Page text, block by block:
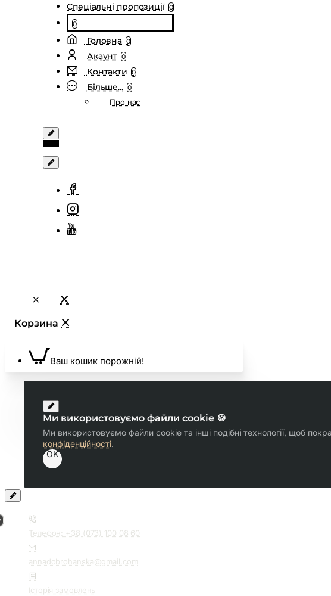
Спеціальні пропозиції 0
0
Головна 0
Акаунт 0
Контакти 0
Більше... 0
Про нас
Ваш кошик порожній!
Ми використовуємо файли cookie 🍪
Ми використовуємо файли cookie та інші подібні технології, щоб
конфіденційності.
OK
Телефон: +38 (073) 100 08 60
annadobrohanska@gmail.com
Історія замовлень